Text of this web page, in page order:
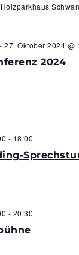
Holzparkhaus
2024
- 27. Oktober 2024 @
- 18:00
- 20:30